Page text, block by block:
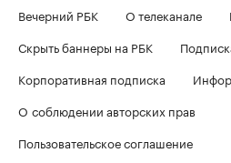
Вечерний РБК
О телеканале
Скрыть баннеры на РБК
Корпоративная подписка
О соблюдении авторских прав
Пользовательское соглашение